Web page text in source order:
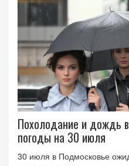
Похолодание и дождь
погоды на 30 июля
30 июля в Подмосковье